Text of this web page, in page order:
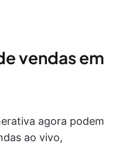
vendas em
agora podem
ao vivo,